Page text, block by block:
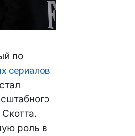
по
сериалов
роль в